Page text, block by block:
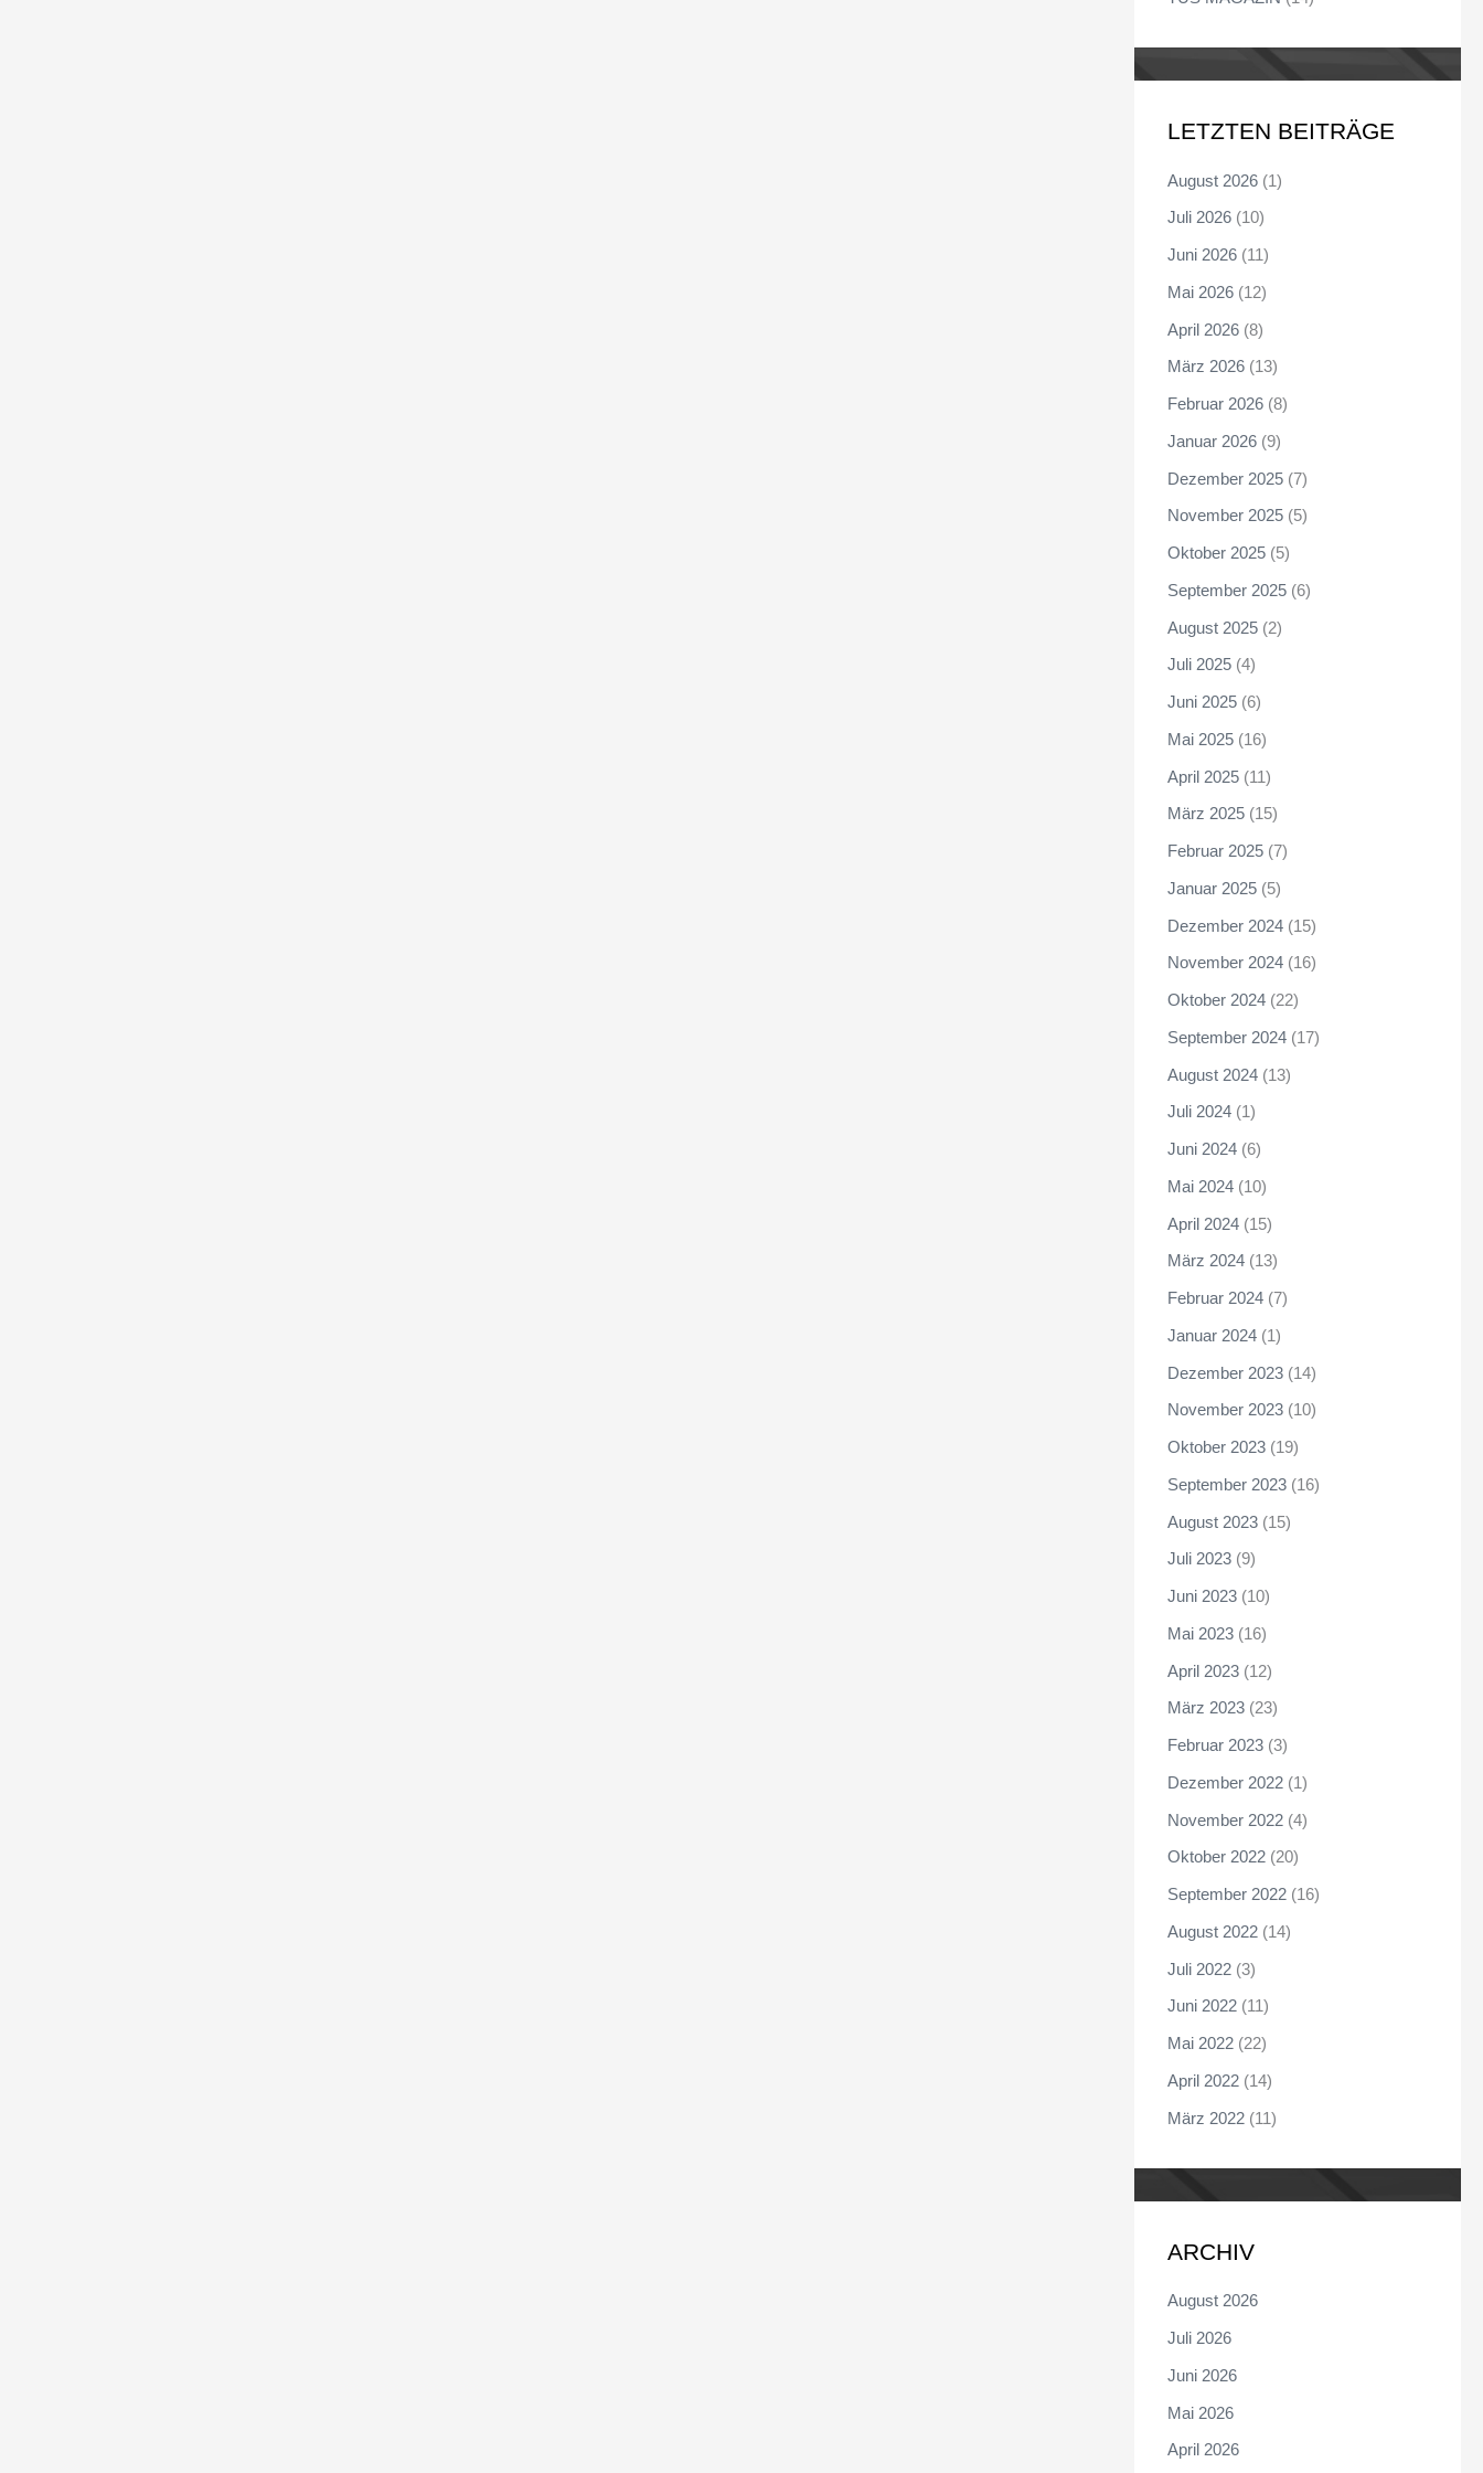
LETZTEN BEITRÄGE
August 2026 (1)
Juli 2026 (10)
Juni 2026 (11)
Mai 2026 (12)
April 2026 (8)
März 2026 (13)
Februar 2026 (8)
Januar 2026 (9)
Dezember 2025 (7)
November 2025 (5)
Oktober 2025 (5)
September 2025 (6)
August 2025 (2)
Juli 2025 (4)
Juni 2025 (6)
Mai 2025 (16)
April 2025 (11)
März 2025 (15)
Februar 2025 (7)
Januar 2025 (5)
Dezember 2024 (15)
November 2024 (16)
Oktober 2024 (22)
September 2024 (17)
August 2024 (13)
Juli 2024 (1)
Juni 2024 (6)
Mai 2024 (10)
April 2024 (15)
März 2024 (13)
Februar 2024 (7)
Januar 2024 (1)
Dezember 2023 (14)
November 2023 (10)
Oktober 2023 (19)
September 2023 (16)
August 2023 (15)
Juli 2023 (9)
Juni 2023 (10)
Mai 2023 (16)
April 2023 (12)
März 2023 (23)
Februar 2023 (3)
Dezember 2022 (1)
November 2022 (4)
Oktober 2022 (20)
September 2022 (16)
August 2022 (14)
Juli 2022 (3)
Juni 2022 (11)
Mai 2022 (22)
April 2022 (14)
März 2022 (11)
ARCHIV
August 2026
Juli 2026
Juni 2026
Mai 2026
April 2026